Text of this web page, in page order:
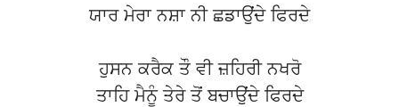
ਯਾਰ ਮੇਰਾ ਨਸ਼ਾ ਨੀ ਛਡਾਉਂਦੇ ਫਿਰਦੇ
ਹੁਸਨ ਕਰੈਕ ਤੌ ਵੀ ਜ਼ਹਿਰੀ ਨਖਰੋ
ਤਾਹਿ ਮੈਨੂੰ ਤੇਰੇ ਤੋਂ ਬਚਾਉਂਦੇ ਫਿਰਦੇ